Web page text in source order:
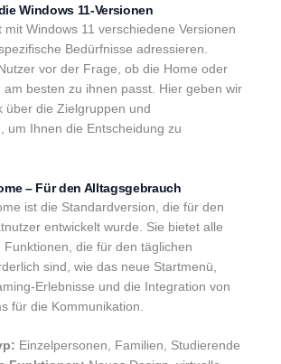
Windows 11-Versionen
mit Windows 11 verschiedene Versionen
Bedürfnisse adressieren.
vor der Frage, ob die Home oder
am besten zu ihnen passt. Hier geben wir
über die Zielgruppen und
um Ihnen die Entscheidung zu
– Für den Alltagsgebrauch
ist die Standardversion, die für den
entwickelt wurde. Sie bietet alle
die für den täglichen
sind, wie das neue Startmenü,
Erlebnisse und die Integration von
für die Kommunikation.
Einzelpersonen, Familien, Studierende